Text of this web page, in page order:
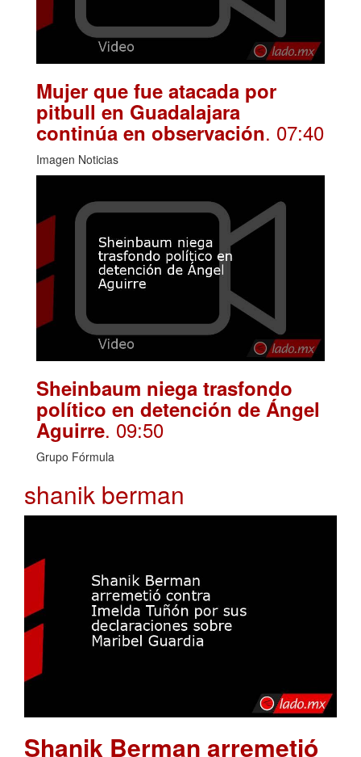
Mujer que fue atacada por
pitbull en Guadalajara
continúa en observación. 07:40
Imagen Noticias
Sheinbaum niega trasfondo
político en detención de Ángel
Aguirre. 09:50
Grupo Fórmula
shanik berman
Shanik Berman arremetió